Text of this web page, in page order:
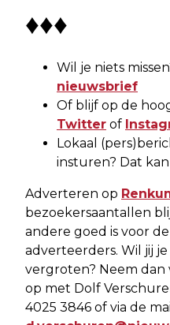
♦♦♦
Wil je niets
nieuwsbrief
Of blijf op de
Twitter of
Lokaal
insturen? Dat kan
Adverteren op
bezoekersaantallen
andere goed is voor
adverteerders. Wil jij
vergroten? Neem
op met Dolf
4025 3846 of via de